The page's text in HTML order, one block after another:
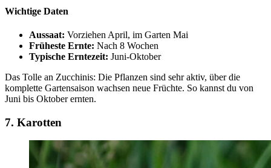
Wichtige Daten
Aussaat: Vorziehen April, im Garten Mai
Früheste Ernte: Nach 8 Wochen
Typische Erntezeit: Juni-Oktober
Das Tolle an Zucchinis: Die Pflanzen sind sehr aktiv, über die
komplette Gartensaison wachsen neue Früchte. So kannst du von
Juni bis Oktober ernten.
7. Karotten